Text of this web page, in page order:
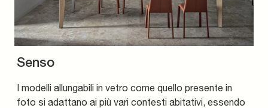
Senso
I modelli allungabili in vetro come quello presente in
foto si adattano ai più vari contesti abitativi, essendo